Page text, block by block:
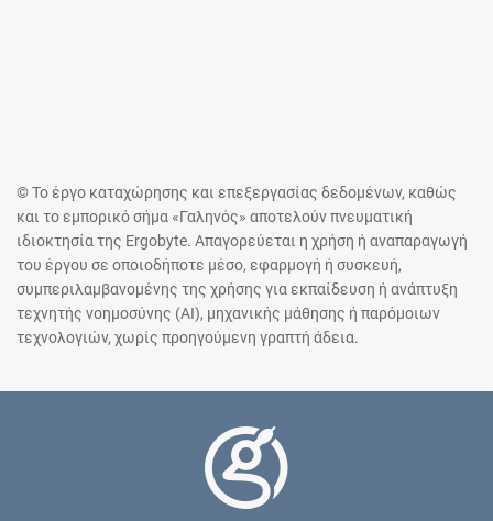
© Το έργο καταχώρησης και επεξεργασίας δεδομένων, καθώς
και το εμπορικό σήμα «Γαληνός» αποτελούν πνευματική
ιδιοκτησία της Ergobyte. Απαγορεύεται η χρήση ή αναπαραγωγή
του έργου σε οποιοδήποτε μέσο, εφαρμογή ή συσκευή,
συμπεριλαμβανομένης της χρήσης για εκπαίδευση ή ανάπτυξη
τεχνητής νοημοσύνης (AI), μηχανικής μάθησης ή παρόμοιων
τεχνολογιών, χωρίς προηγούμενη γραπτή άδεια.